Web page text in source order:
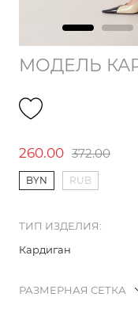
МОДЕЛЬ
260.00 372.00
BYN RUB
ТИП ИЗДЕЛИЯ:
Кардиган
РАЗМЕРНАЯ СЕТКА